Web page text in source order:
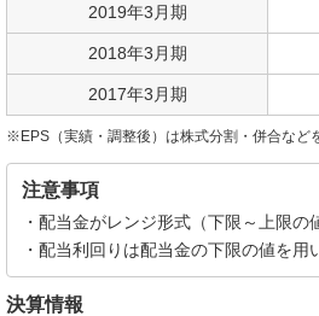
2019年3月期
2018年3月期
2017年3月期
EPS（実績・調整後）は株式分割・併合など
注意事項
配当金がレンジ形式（下限～上限の
配当利回りは配当金の下限の値を用
決算情報